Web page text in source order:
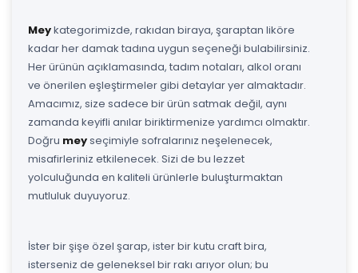
Meykategorimizde, rakıdan biraya, şaraptan liköre
kadar her damak tadına uygun seçeneği bulabilirsiniz.
Her ürünün açıklamasında, tadım notaları, alkol oranı
ve önerilen eşleştirmeler gibi detaylar yer almaktadır.
Amacımız, size sadece bir ürün satmak değil, aynı
zamanda keyifli anılar biriktirmenize yardımcı olmaktır.
Doğru meyseçimiyle sofralarınız neşelenecek,
misafirleriniz etkilenecek. Sizi de bu lezzet
yolculuğunda en kaliteli ürünlerle buluşturmaktan
mutluluk duyuyoruz.
İster bir şişe özel şarap, ister bir kutu craft bira,
isterseniz de geleneksel bir rakı arıyor olun; bu